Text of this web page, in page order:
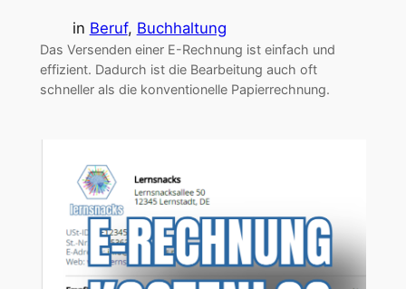
in Beruf, Buchhaltung
Das Versenden einer E-Rechnung ist einfach und
effizient. Dadurch ist die Bearbeitung auch oft
schneller als die konventionelle Papierrechnung.